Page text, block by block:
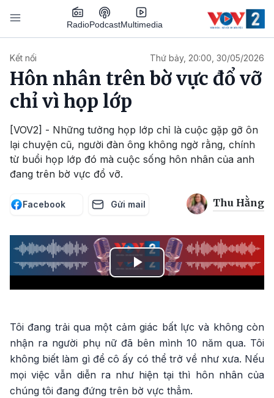
Nhảy đến nội dung
RadioPodcastMultimedia
Kết nối Thứ bảy, 20:00, 30/05/2026
Hôn nhân trên bờ vực đổ vỡ
chỉ vì họp lớp
[VOV2] - Những tưởng họp lớp chỉ là cuộc gặp gỡ ôn
lại chuyện cũ, người đàn ông không ngờ rằng, chính
từ buổi họp lớp đó mà cuộc sống hôn nhân của anh
đang trên bờ vực đổ vỡ.
Facebook Gửi mail Thu Hằng
Play
Tôi đang trải qua một cảm giác bất lực và không còn
nhận ra người phụ nữ đã bên mình 10 năm qua. Tôi
không biết làm gì để cô ấy có thể trở về như xưa. Nếu
mọi việc vẫn diễn ra như hiện tại thì hôn nhân của
chúng tôi đang đứng trên bờ vực thẳm.